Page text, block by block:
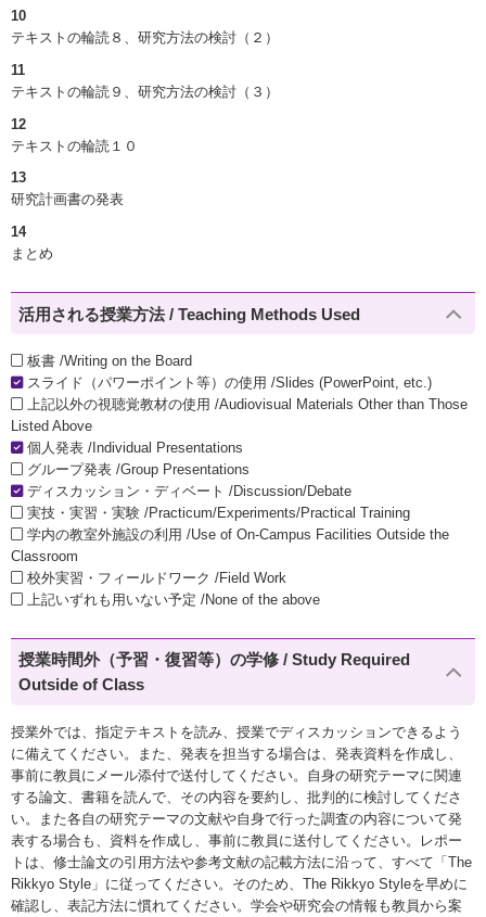
10
テキストの輪読８、研究方法の検討（２）
11
テキストの輪読９、研究方法の検討（３）
12
テキストの輪読１０
13
研究計画書の発表
14
まとめ
活用される授業方法 / Teaching Methods Used
板書 /Writing on the Board
スライド（パワーポイント等）の使用 /Slides (PowerPoint, etc.)
上記以外の視聴覚教材の使用 /Audiovisual Materials Other than Those
Listed Above
個人発表 /Individual Presentations
グループ発表 /Group Presentations
ディスカッション・ディベート /Discussion/Debate
実技・実習・実験 /Practicum/Experiments/Practical Training
学内の教室外施設の利用 /Use of On-Campus Facilities Outside the
Classroom
校外実習・フィールドワーク /Field Work
上記いずれも用いない予定 /None of the above
授業時間外（予習・復習等）の学修 / Study Required
Outside of Class
授業外では、指定テキストを読み、授業でディスカッションできるよう
に備えてください。また、発表を担当する場合は、発表資料を作成し、
事前に教員にメール添付で送付してください。自身の研究テーマに関連
する論文、書籍を読んで、その内容を要約し、批判的に検討してくださ
い。また各自の研究テーマの文献や自身で行った調査の内容について発
表する場合も、資料を作成し、事前に教員に送付してください。レポー
トは、修士論文の引用方法や参考文献の記載方法に沿って、すべて「The
Rikkyo Style」に従ってください。そのため、The Rikkyo Styleを早めに
確認し、表記方法に慣れてください。学会や研究会の情報も教員から案